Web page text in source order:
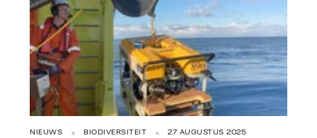
NIEUWS BIODIVERSITEIT 27 AUGUSTUS 2025